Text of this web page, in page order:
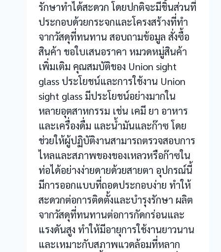
รักษาทำได้สะดวก โดยปกติจะมีชิ้นส่วนที่
ประกอบด้วยกระจกและโครงสร้างที่ทำ
จากวัสดุที่ทนทาน สอบถามข้อมูล สั่งซื้อ
สินค้า ขอใบเสนอราคา หมวดหมู่สินค้า
เพิ่มเติม คุณสมบัติของ Union sight
glass ประโยชน์และการใช้งาน Union
sight glass มีประโยชน์อย่างมากใน
หลายอุตสาหกรรม เช่น เคมี ยา อาหาร
และเครื่องดื่ม และน้ำมันและก๊าซ โดย
ช่วยให้ผู้ปฏิบัติงานสามารถตรวจสอบการ
ไหลและสภาพของของเหลวหรือก๊าซใน
ท่อได้อย่างง่ายดายด้วยสายตา อุปกรณ์นี้
มีการออกแบบที่ถอดประกอบง่าย ทำให้
สะดวกต่อการติดตั้งและบำรุงรักษา ผลิต
จากวัสดุที่ทนทานต่อการกัดกร่อนและ
แรงดันสูง ทำให้มีอายุการใช้งานยาวนาน
และเหมาะกับสภาพแวดล้อมที่หลาก